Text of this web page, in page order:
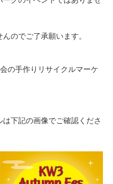
のでご了承願います。
の手作りリサイクルマーケ
下記の画像でご確認くださ